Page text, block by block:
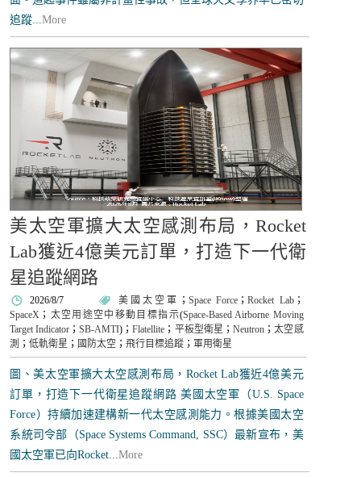
追蹤...More
美太空軍擴大太空感測布局，Rocket
Lab獲近4億美元訂單，打造下一代衛
星追蹤網路
2026/8/7 美國太空軍 ；Space Force ；Rocket Lab；
SpaceX ； 太空用途空中移動目標指示(Space-Based Airborne Moving
Target Indicator ；SB-AMTI)；Flatellite ； 平板型衛星 ；Neutron ；太空感
測 ；低軌衛星 ； 國防太空 ；飛行目標追蹤 ；軍用衛星
圖、美太空軍擴大太空感測布局，Rocket Lab獲近4億美元
訂單，打造下一代衛星追蹤網路 美國太空軍（U.S. Space
Force）持續加速建構新一代太空感測能力。根據美國太空
系統司令部（Space Systems Command, SSC）最新宣布，美
國太空軍已向Rocket...More